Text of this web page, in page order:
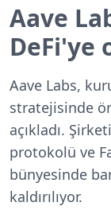
Aave
DeFi'ye
Aave Labs,
stratejisinde
açıkladı.
protokolü ve
bünyesinde
kaldırılıyor.